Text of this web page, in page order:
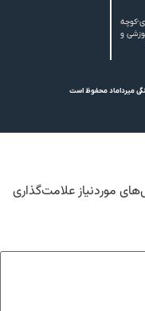
کوچه
و
میرداماد محفوظ است
موردنیاز علامت‌گذاری